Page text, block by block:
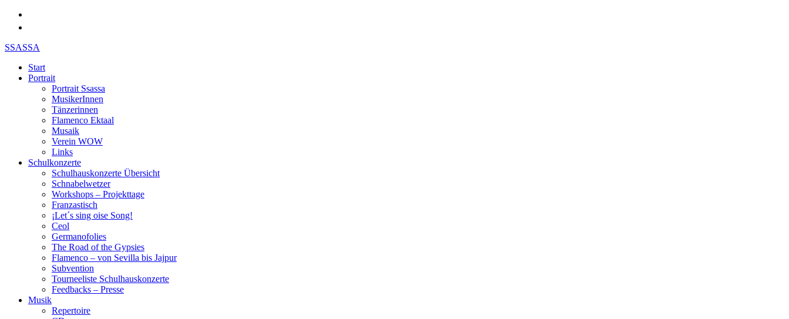
SSASSA
Start
Portrait
Portrait Ssassa
MusikerInnen
Tänzerinnen
Flamenco Ektaal
Musaik
Verein WOW
Links
Schulkonzerte
Schulhauskonzerte Übersicht
Schnabelwetzer
Workshops – Projekttage
Franzastisch
¡Let´s sing oise Song!
Ceol
Germanofolies
The Road of the Gypsies
Flamenco – von Sevilla bis Jajpur
Subvention
Tourneeliste Schulhauskonzerte
Feedbacks – Presse
Musik
Repertoire